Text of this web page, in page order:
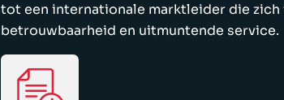
tot een internationale marktleider die
betrouwbaarheid en uitmuntende service.